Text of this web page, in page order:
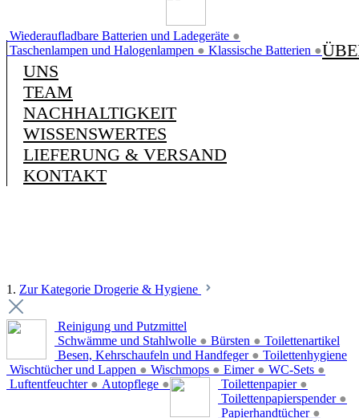
Wiederaufladbare Batterien und Ladegeräte ●
Taschenlampen und Halogenlampen ● Klassische Batterien ●
UNS
TEAM
NACHHALTIGKEIT
WISSENSWERTES
LIEFERUNG & VERSAND
KONTAKT
1. Zur Kategorie Drogerie & Hygiene
Reinigung und Putzmittel
Schwämme und Stahlwolle ● Bürsten ●
Besen, Kehrschaufeln und Handfeger ●
Wischtücher und Lappen ● Wischmops ● Eimer ● WC-Sets ●
Luftentfeuchter ● Autopflege ●
Toilettenartikel
Toilettenpapier ●
Toilettenpapierspender ●
Papierhandtücher ●
Toilettenhygiene